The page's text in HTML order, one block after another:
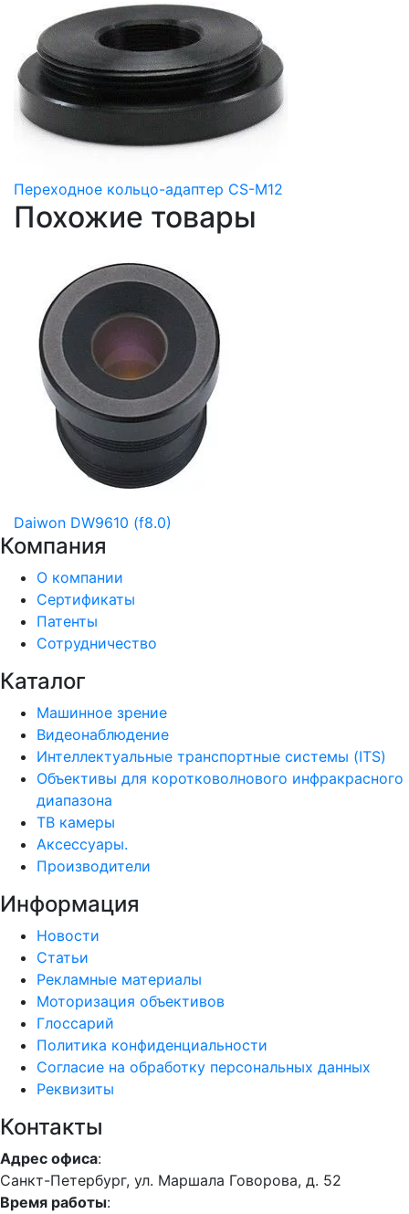
Переходное кольцо-адаптер CS-M12
Похожие товары
Daiwon DW9610 (f8.0)
Компания
О компании
Сертификаты
Патенты
Сотрудничество
Каталог
Машинное зрение
Видеонаблюдение
Интеллектуальные транспортные системы (ITS)
Объективы для коротковолнового инфракрасного
диапазона
ТВ камеры
Аксессуары.
Производители
Информация
Новости
Статьи
Рекламные материалы
Моторизация объективов
Глоссарий
Политика конфиденциальности
Согласие на обработку персональных данных
Реквизиты
Контакты
Адрес офиса:
Санкт-Петербург, ул. Маршала Говорова, д. 52
Время работы: